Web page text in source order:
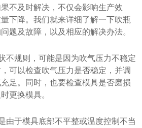
不及时解决，不仅会影响生产效
下降。我们就来详细了解一下吹瓶
题及故障，以及相应的解决办法。
不规则，可能是因为吹气压力不稳定
可以检查吹气压力是否稳定，并调
足。同时，也要检查模具是否磨损
更换模具。
由于模具底部不平整或温度控制不当